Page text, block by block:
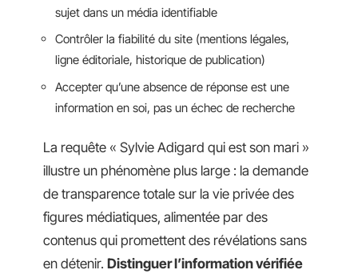
sujet dans un média identifiable
Contrôler la fiabilité du site (mentions légales,
ligne éditoriale, historique de publication)
Accepter qu’une absence de réponse est une
information en soi, pas un échec de recherche
La requête « Sylvie Adigard qui est son mari »
illustre un phénomène plus large : la demande
de transparence totale sur la vie privée des
figures médiatiques, alimentée par des
contenus qui promettent des révélations sans
en détenir. Distinguer l’information vérifiée